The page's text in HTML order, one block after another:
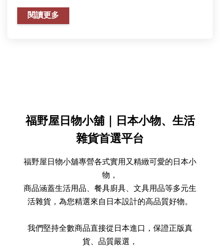
閱讀更多
福野屋日物小舖｜日本小物、生活
雜貨首選平台
福野屋日物小舖專營各式實用又精緻可愛的日本小
物，
商品涵蓋生活用品、餐具廚具、文具用品等多元生
活雜貨，為您精選來自日本設計的高品質好物。
我們堅持全數商品直接從日本進口，保證正版真
貨、品質嚴選，